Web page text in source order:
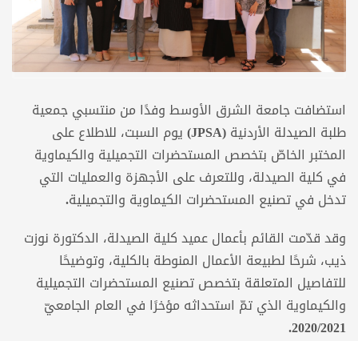
استضافت جامعة الشرق الأوسط وفدًا من منتسبي جمعية
طلبة الصيدلة الأردنية(
JPSA
)يوم السبت، للاطلاع على
المختبر الخاصّ بتخصص المستحضرات التجميلية والكيماوية
في كلية الصيدلة، وللتعرف على الأجهزة والعمليات التي
تدخل في تصنيع المستحضرات الكيماوية والتجميلية.
وقد قدّمت القائم بأعمال عميد كلية الصيدلة، الدكتورة نوزت
ذيب، شرحًا لطبيعة الأعمال المنوطة بالكلية، وتوضيحًا
للتفاصيل المتعلقة بتخصص تصنيع المستحضرات التجميلية
والكيماوية الذي تمّ استحداثه مؤخرًا في العام الجامعيّ
2020/2021.